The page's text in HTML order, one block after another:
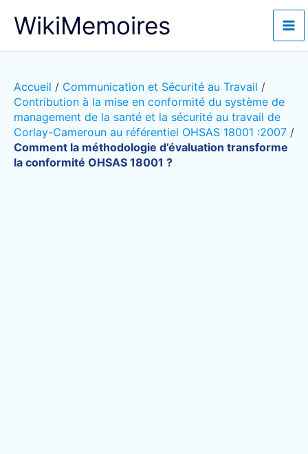
WikiMemoires
Accueil / Communication et Sécurité au Travail /
Contribution à la mise en conformité du système de
management de la santé et la sécurité au travail de
Corlay-Cameroun au référentiel OHSAS 18001 :2007 /
Comment la méthodologie d’évaluation transforme
la conformité OHSAS 18001 ?